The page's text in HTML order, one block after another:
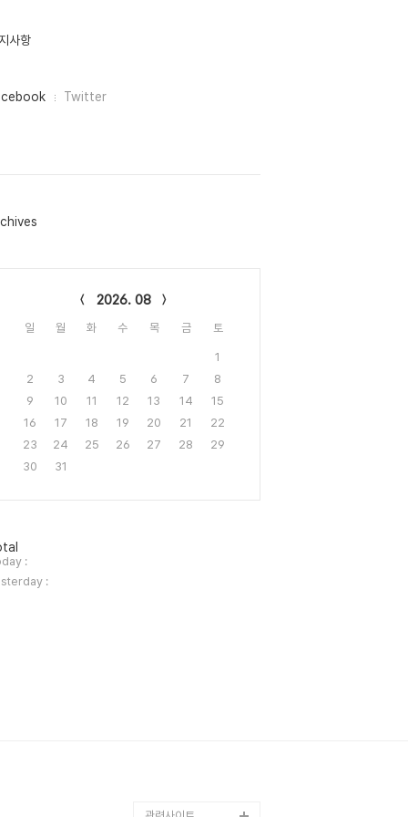
사항
Twitter
2026. 08
일 월 화 수 목 금 토
1
2
3 4 5 6 7
8
9
10 11 12 13 14
15
16
17 18 19 20 21
22
23
24 25 26 27 28
29
30
31
:
: